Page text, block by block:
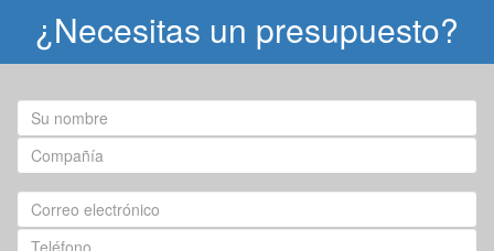
¿Necesitas un presupuesto?
Su
nombre
Compañía
Correo
electrónico
Teléfono